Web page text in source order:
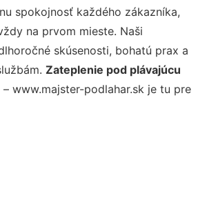
spokojnosť každého zákazníka,
na prvom mieste. Naši
skúsenosti, bohatú prax a
Zateplenie pod plávajúcu
– www.majster-podlahar.sk je tu pre